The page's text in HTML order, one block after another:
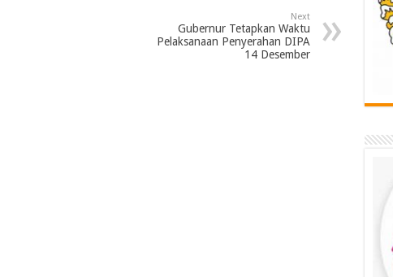
Next
Gubernur Tetapkan Waktu
Pelaksanaan Penyerahan DIPA
14 Desember